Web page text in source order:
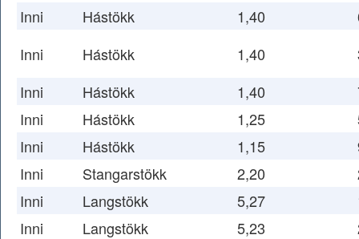
Inni
Hástökk 1,40
Inni
Hástökk 1,40
Inni
Hástökk 1,40
Inni
Hástökk 1,25
Inni
Hástökk 1,15
Inni
Stangarstökk 2,20
Inni
Langstökk 5,27
Inni
Langstökk 5,23